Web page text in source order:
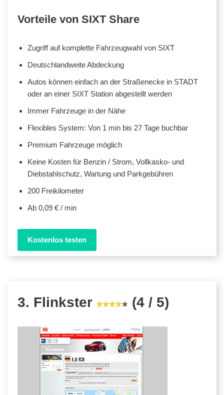
Vorteile von SIXT Share
Zugriff auf komplette Fahrzeugwahl von SIXT
Deutschlandweite Abdeckung
Autos können einfach an der Straßenecke in STADT
oder an einer SIXT Station abgestellt werden
Immer Fahrzeuge in der Nähe
Flexibles System: Von 1 min bis 27 Tage buchbar
Premium Fahrzeuge möglich
Keine Kosten für Benzin / Strom, Vollkasko- und
Diebstahlschutz, Wartung und Parkgebühren
200 Freikilometer
Ab 0,09 € / min
Kostenlos testen
3. Flinkster (4 / 5)